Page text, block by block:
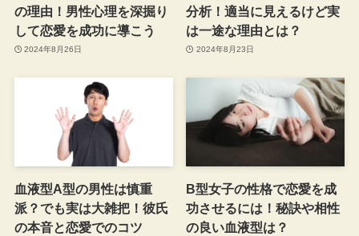
の理由！男性心理を深掘り
して恋愛を成功に導こう
2024年8月26日
分析！適当に見えるけど実
は一途な理由とは？
2024年8月23日
血液型A型の男性は慎重
派？でも実は大雑把！彼氏
の本音と恋愛でのコツ
B型女子の性格で恋愛を成
功させるには！秘訣や相性
の良い血液型は？